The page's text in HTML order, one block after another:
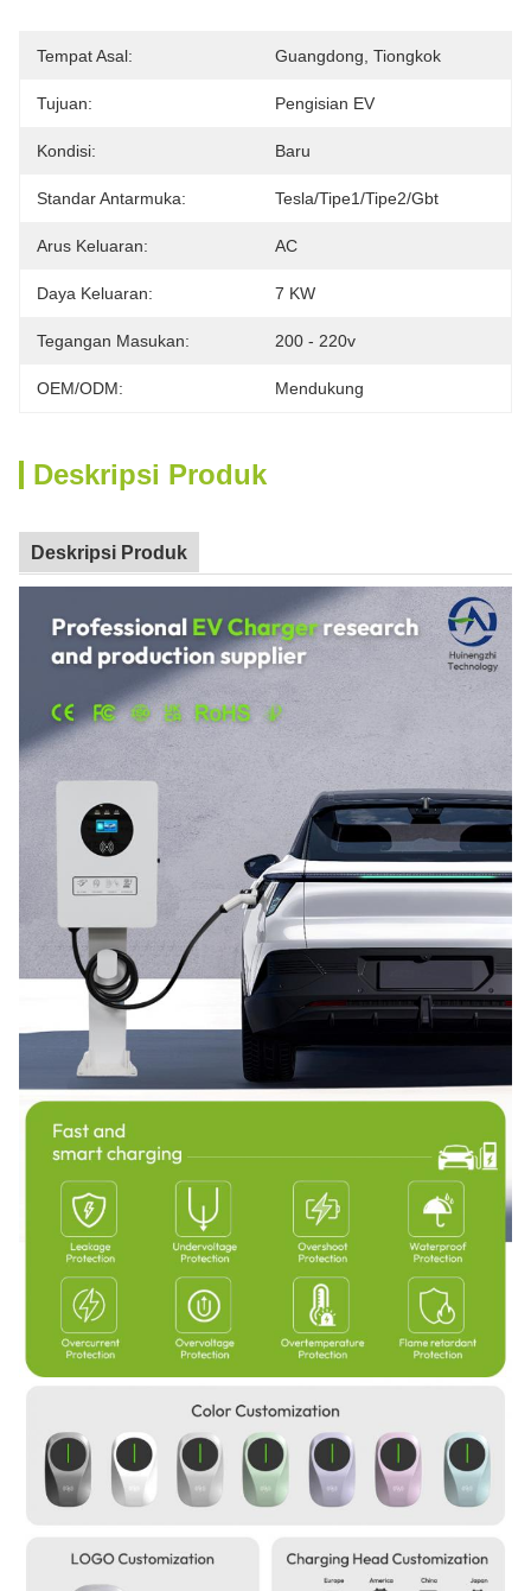
Tempat Asal: Guangdong, Tiongkok
Tujuan: Pengisian EV
Kondisi: Baru
Standar Antarmuka: Tesla/tipe1/tipe2/gbt
Arus Keluaran: AC
Daya Keluaran: 7 KW
Tegangan Masukan: 200 - 220v
OEM/ODM: Mendukung
Deskripsi Produk
Deskripsi Produk